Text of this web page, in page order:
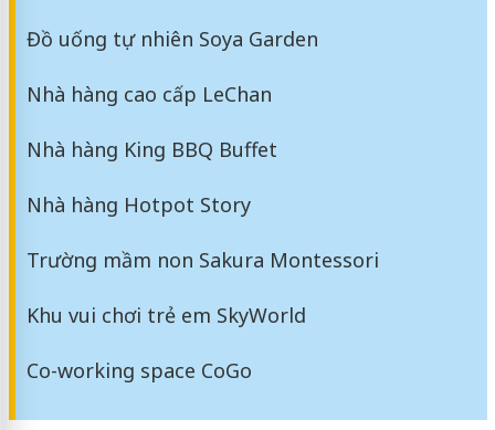
Đồ uống tự nhiên Soya Garden
Nhà hàng cao cấp LeChan
Nhà hàng King BBQ Buffet
Nhà hàng Hotpot Story
Trường mầm non Sakura Montessori
Khu vui chơi trẻ em SkyWorld
Co-working space CoGo